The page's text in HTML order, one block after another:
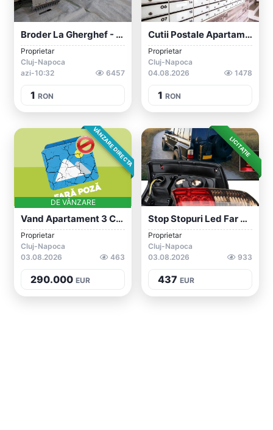
Broder La Gherghef - Piata 1 Mai, Cluj-N...
Proprietar
Cluj-Napoca
azi-10:32
6457
1 RON
Cutii Postale Apartamente
Proprietar
Cluj-Napoca
04.08.2026
1478
1 RON
VÂNZARE DIRECTA
DE VÂNZARE
Vand Apartament 3 Camere Intre Lacuri
Proprietar
Cluj-Napoca
03.08.2026
463
290.000 EUR
LICITAȚIE
Stop Stopuri Led Far Nissan Patrol Y60 Y...
Proprietar
Cluj-Napoca
03.08.2026
933
437 EUR